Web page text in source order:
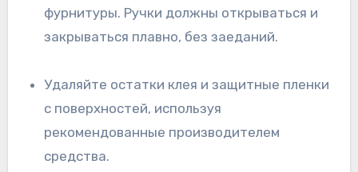
фурнитуры. Ручки должны открываться и
закрываться плавно, без заеданий.
Удаляйте остатки клея и защитные пленки
с поверхностей, используя
рекомендованные производителем
средства.